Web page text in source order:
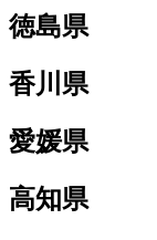
徳島県
香川県
愛媛県
高知県